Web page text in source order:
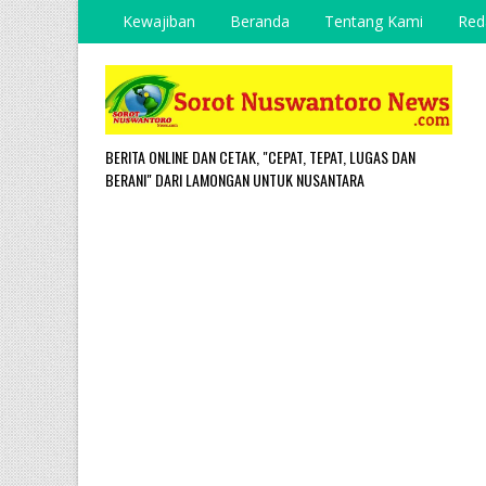
Kewajiban Beranda Tentang Kami
BERITA ONLINE DAN CETAK, "CEPAT, TEPAT, LUGAS DAN
BERANI" DARI LAMONGAN UNTUK NUSANTARA